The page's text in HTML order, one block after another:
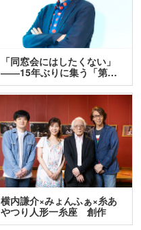
「同窓会にはしたくない」
――15年ぶりに集う「第…
横内謙介×みょんふぁ×糸あ
やつり人形一糸座 創作
人…